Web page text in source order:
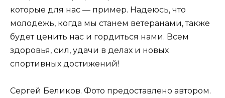
которые для нас — пример. Надеюсь, что
молодежь, когда мы станем ветеранами, также
будет ценить нас и гордиться нами. Всем
здоровья, сил, удачи в делах и новых
спортивных достижений!
Сергей Беликов. Фото предоставлено автором.